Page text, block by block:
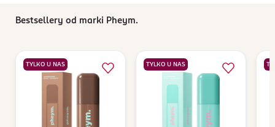
Bestsellery od marki Pheym.
TYLKO U NAS TYLKO U NAS